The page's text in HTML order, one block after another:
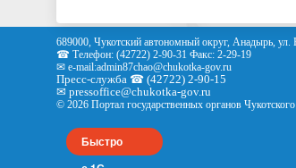
689000, Чукотский автономный округ, Анадырь, ул.
☎ Телефон: (42722) 2-90-31 Факс: 2-29-19
✉ e-mail:admin87chao@chukotka-gov.ru
Пресс-служба ☎ (42722) 2-90-15
✉ pressoffice@chukotka-gov.ru
© 2026 Портал государственных органов
Быстро